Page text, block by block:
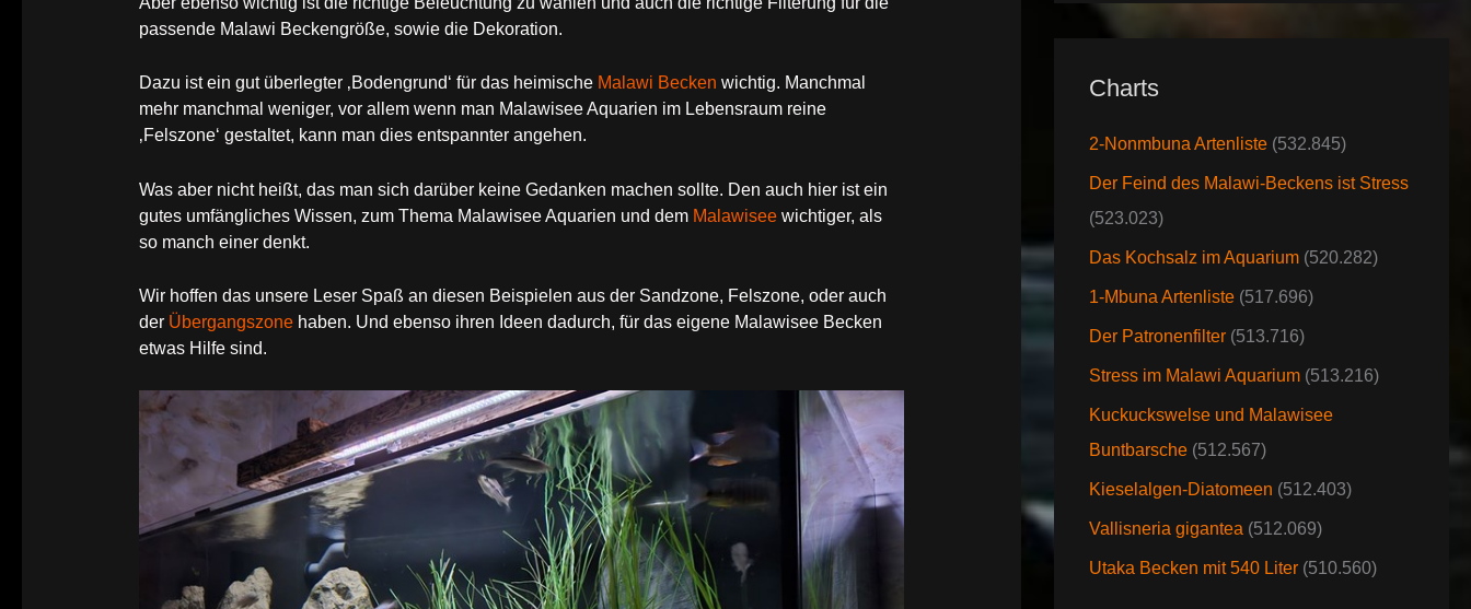
passende Malawi Beckengröße, sowie die Dekoration.
Dazu ist ein gut überlegter ‚Bodengrund‘ für das heimische Malawi Becken wichtig. Manchmal
mehr manchmal weniger, vor allem wenn man Malawisee Aquarien im Lebensraum reine
‚Felszone‘ gestaltet, kann man dies entspannter angehen.
Was aber nicht heißt, das man sich darüber keine Gedanken machen sollte. Den auch hier ist ein
gutes umfängliches Wissen, zum Thema Malawisee Aquarien und dem Malawiseewichtiger, als
so manch einer denkt.
Wir hoffen das unsere Leser Spaß an diesen Beispielen aus der Sandzone, Felszone, oder auch
der Übergangszonehaben. Und ebenso ihren Ideen dadurch, für das eigene Malawisee Becken
etwas Hilfe sind.
Charts
2-Nonmbuna Artenliste (532.845)
Der Feind des Malawi-Beckens ist Stress
(523.023)
Das Kochsalz im Aquarium (520.282)
1-Mbuna Artenliste (517.696)
Der Patronenfilter (513.716)
Stress im Malawi Aquarium (513.216)
Kuckuckswelse und Malawisee
Buntbarsche (512.567)
Kieselalgen-Diatomeen (512.403)
Vallisneria gigantea (512.069)
Utaka Becken mit 540 Liter (510.560)